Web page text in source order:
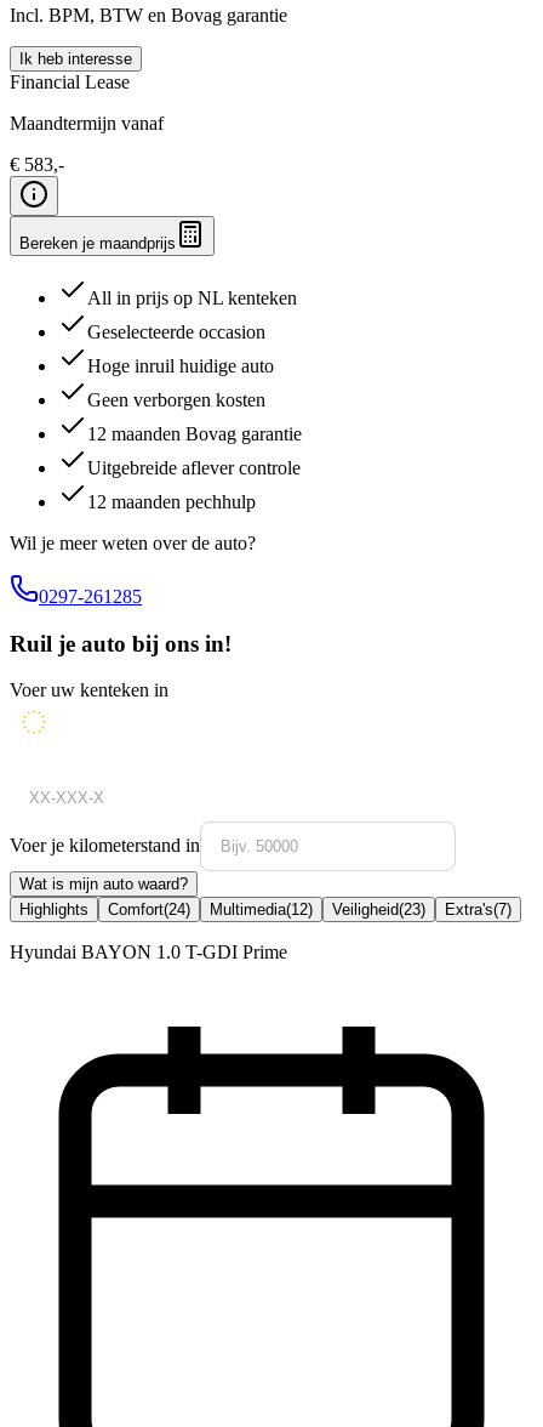
Incl. BPM, BTW en Bovag garantie
Ik heb interesse
Financial Lease
Maandtermijn vanaf
€ 583,-
Bereken je maandprijs
All in prijs op NL kenteken
Geselecteerde occasion
Hoge inruil huidige auto
Geen verborgen kosten
12 maanden Bovag garantie
Uitgebreide aflever controle
12 maanden pechhulp
Wil je meer weten over de auto?
0297-261285
Ruil je auto bij ons in!
Voer uw kenteken in
Voer je kilometerstand in
Wat is mijn auto waard?
Highlights
Comfort(24) Multimedia(12) Veiligheid(23) Extra's(7)
Hyundai BAYON 1.0 T-GDI Prime